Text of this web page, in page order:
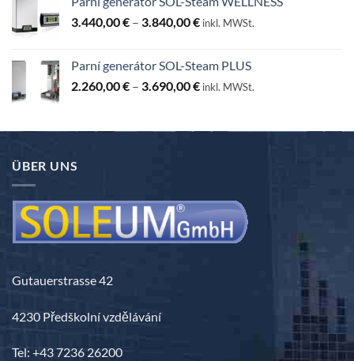
3.440,00€ – 3.840,00€Rozpětí
až
3.840,00 €
inkl. MWSt.
Parní generátor SOL-Steam PLUS
2.260,00€ – 3.690,00€Rozpětí
až
inkl. MWSt.
ÜBER UNS
Gutauerstrasse 42
4230 Předškolní vzdělávání
Tel: +43 7236 26200